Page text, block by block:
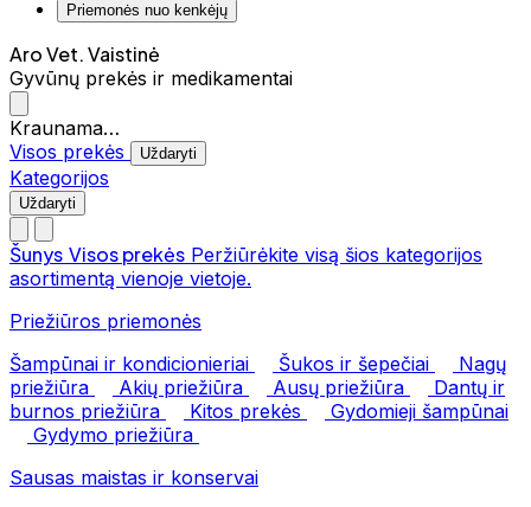
Priemonės nuo kenkėjų
Aro Vet. Vaistinė
Gyvūnų prekės ir medikamentai
Kraunama…
Visos prekės
Uždaryti
Kategorijos
Uždaryti
Šunys Visos prekės Peržiūrėkite visą šios kategorijos
asortimentą vienoje vietoje.
Priežiūros priemonės
Šampūnai ir kondicionieriai
Šukos ir šepečiai
Nagų
priežiūra
Akių priežiūra Ausų priežiūra
Dantų ir
burnos priežiūra
Kitos prekės
Gydomieji šampūnai
Gydymo priežiūra
Sausas maistas ir konservai